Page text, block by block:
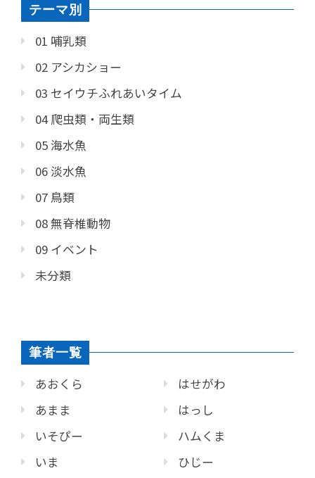
テーマ別
01 哺乳類
02 アシカショー
03 セイウチふれあいタイム
04 爬虫類・両生類
05 海水魚
06 淡水魚
07 鳥類
08 無脊椎動物
09 イベント
未分類
筆者一覧
あおくら
あまま
いそぴー
いま
はせがわ
はっし
ハムくま
ひじー